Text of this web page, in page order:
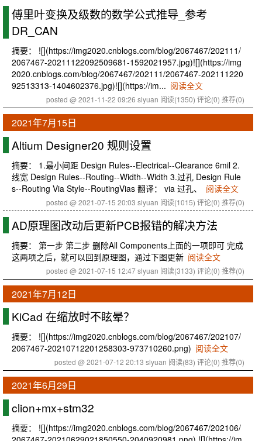
傅里叶变换及级数的数学公式推导_参考
DR_CAN
摘要： ![](https://img2020.cnblogs.com/blog/2067467/202111/
2067467-20211122092509681-1592021957.jpg)![](https://img
2020.cnblogs.com/blog/2067467/202111/2067467-202111220
92513313-1404602376.jpg)![](https://im... 阅读全文
posted @ 2021-11-22 09:26 slyuan 阅读(1350) 评论(0) 推荐(0)
2021年7月15日
Altium Designer20 规则设置
摘要： 1.最小间距 Design Rules--Electrical--Clearance 6mil 2.
线宽 Design Rules--Routing--Width--Width 3.过孔 Design Rule
s--Routing Via Style--RoutingVias 翻译： via 过孔、
阅读全文
posted @ 2021-07-15 20:03 slyuan 阅读(1015) 评论(0) 推荐(0)
AD原理图改动后更新PCB报错的解决方法
摘要： 第一步 第二步 删除All Components上面的一项即可 完成
这两项之后，就可以回到原理图，通过下图更新 阅读全文
posted @ 2021-07-15 12:47 slyuan 阅读(3133) 评论(0) 推荐(0)
2021年7月12日
KiCad 在缩放时不眩晕？
摘要： ![](https://img2020.cnblogs.com/blog/2067467/202107/
2067467-20210712201258303-973710260.png) 阅读全文
posted @ 2021-07-12 20:13 slyuan 阅读(83) 评论(0) 推荐(0)
2021年6月29日
clion+mx+stm32
摘要： ![](https://img2020.cnblogs.com/blog/2067467/202106/